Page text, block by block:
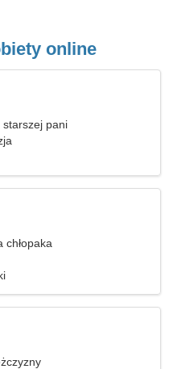
online
starszej pani
chłopaka